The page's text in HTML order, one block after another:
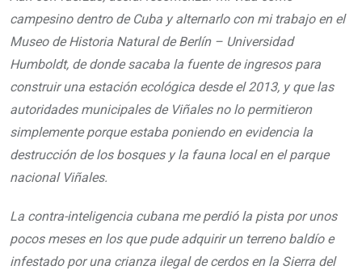
campesino dentro de Cuba y alternarlo con mi trabajo en el
Museo de Historia Natural de Berlín – Universidad
Humboldt, de donde sacaba la fuente de ingresos para
construir una estación ecológica desde el 2013, y que las
autoridades municipales de Viñales no lo permitieron
simplemente porque estaba poniendo en evidencia la
destrucción de los bosques y la fauna local en el parque
nacional Viñales.
La contra-inteligencia cubana me perdió la pista por unos
pocos meses en los que pude adquirir un terreno baldío e
infestado por una crianza ilegal de cerdos en la Sierra del